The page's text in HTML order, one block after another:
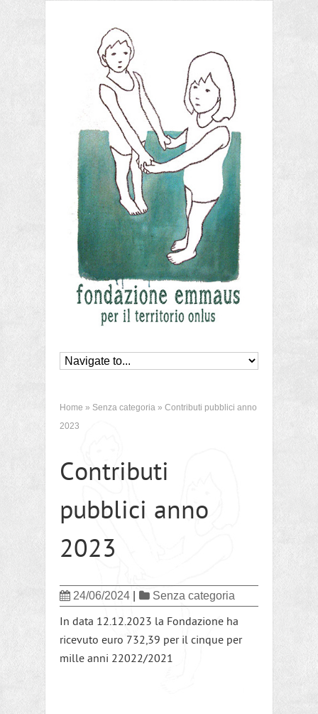
Home » Senza categoria » Contributi pubblici anno
2023
Contributi
pubblici anno
2023
24/06/2024 Senza categoria
In data 12.12.2023 la Fondazione ha
ricevuto euro 732,39 per il cinque per
mille anni 22022/2021